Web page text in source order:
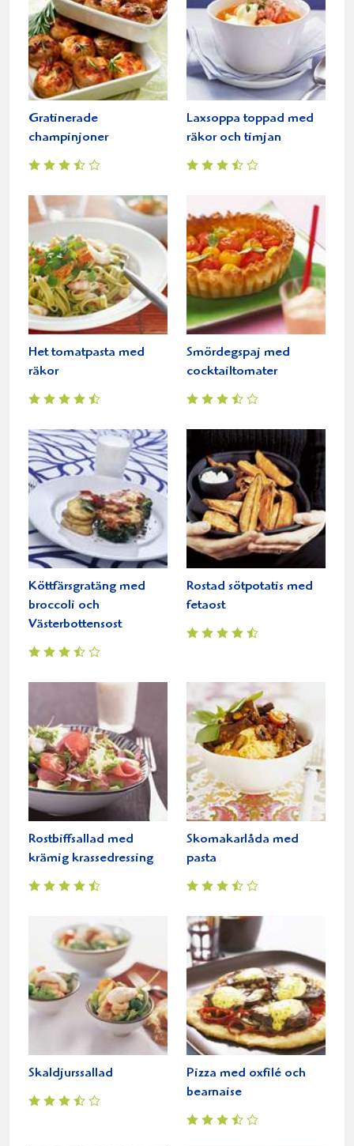
Gratinerade
champinjoner
Laxsoppa toppad med
räkor och timjan
Het tomatpasta med
räkor
Smördegspaj med
cocktailtomater
Köttfärsgratäng med
broccoli och
Västerbottensost
Rostad sötpotatis med
fetaost
Rostbiffsallad med
krämig krassedressing
Skomakarlåda med
pasta
Skaldjurssallad
Pizza med oxfilé och
bearnaise